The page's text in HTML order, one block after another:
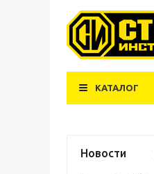
КАТАЛОГ
Новости